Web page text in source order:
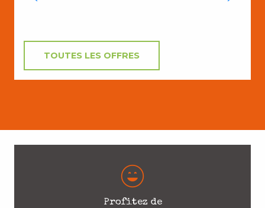
TOUTES LES OFFRES
Profitez de